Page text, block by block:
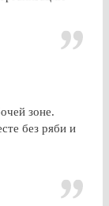
зоне.
без ряби и